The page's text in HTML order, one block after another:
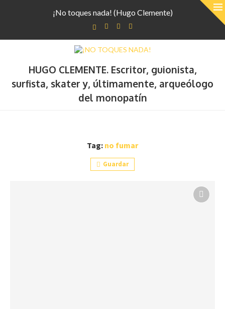
¡No toques nada! (Hugo Clemente)
HUGO CLEMENTE. Escritor, guionista,
surfista, skater y, últimamente, arqueólogo
del monopatín
Tag: no fumar
Guardar